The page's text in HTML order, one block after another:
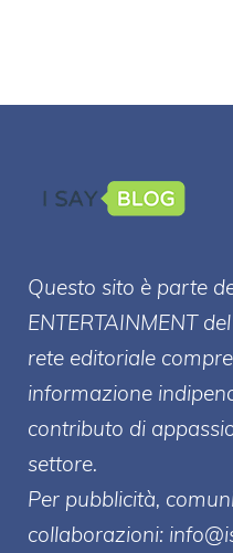
Questo sito è parte
ENTERTAINMENT
rete editoriale
informazione
contributo di
settore.
Per pubblicità,
collaborazioni: